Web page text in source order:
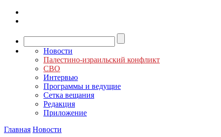
Новости
Палестино-израильский конфликт
СВО
Интервью
Программы и ведущие
Сетка вещания
Редакция
Приложение
Главная Новости